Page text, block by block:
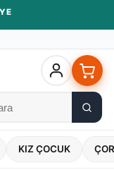
KIZ ÇOCUK